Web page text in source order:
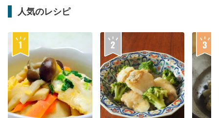
人気のレシピ